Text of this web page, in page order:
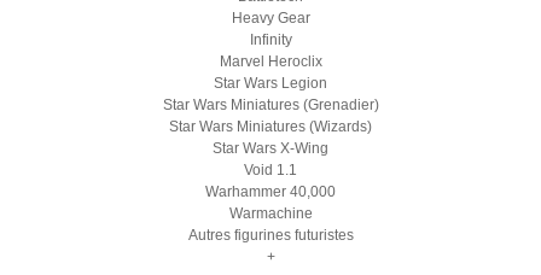
Heavy Gear
Infinity
Marvel Heroclix
Star Wars Legion
Star Wars Miniatures (Grenadier)
Star Wars Miniatures (Wizards)
Star Wars X-Wing
Void 1.1
Warhammer 40,000
Warmachine
Autres figurines futuristes
+